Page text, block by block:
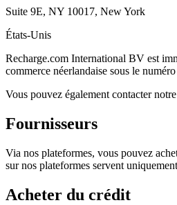
Suite 9E, NY 10017, New York
États-Unis
Recharge.com International BV est
commerce néerlandaise sous le
Vous pouvez également contacter
Fournisseurs
Via nos plateformes, vous pouvez
sur nos plateformes servent
Acheter du crédit